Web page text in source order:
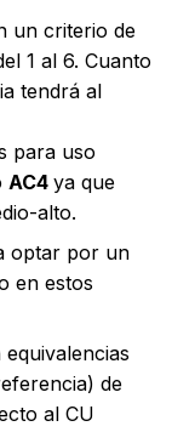
un criterio de
1 al 6. Cuanto
tendrá al
para uso
AC4 ya que
alto.
optar por un
en estos
de
al CU